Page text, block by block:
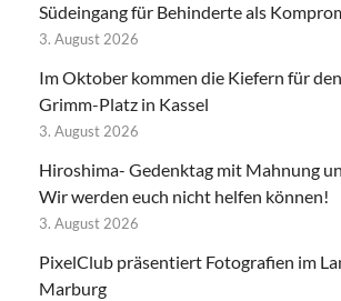
Südeingang für Behinderte als
3. August 2026
Im Oktober kommen die Kiefern für
Grimm-Platz in Kassel
3. August 2026
Hiroshima- Gedenktag mit Mahnung
Wir werden euch nicht helfen können!
3. August 2026
PixelClub präsentiert Fotografien im
Marburg